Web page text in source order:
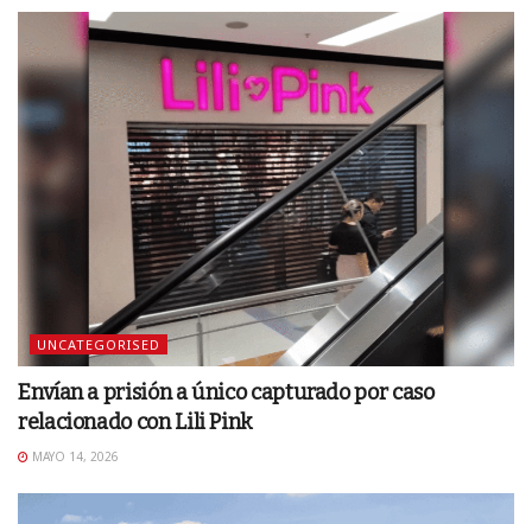
UNCATEGORISED
Envían a prisión a único capturado por caso
relacionado con Lili Pink
MAYO 14, 2026